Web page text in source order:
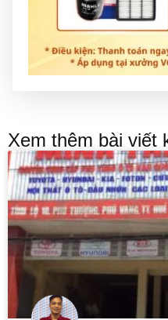
Xem thêm bài viết